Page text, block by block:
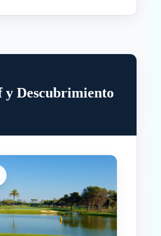
InicioParadas intermedias
Final
y Descubrimiento